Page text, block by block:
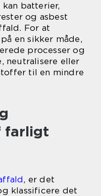
batterier,
og asbest
For at
en sikker måde,
processer og
neutralisere eller
til en mindre
farligt
, er det
klassificere det